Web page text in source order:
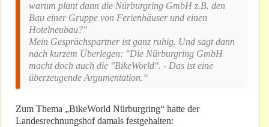
warum plant dann die Nürburgring GmbH z.B. den
Bau einer Gruppe von Ferienhäuser und einen
Hotelneubau?"
Mein Gesprächspartner ist ganz ruhig. Und sagt dann
nach kurzem Überlegen: "Die Nürburgring GmbH
macht doch auch die "BikeWorld". - Das ist eine
überzeugende Argumentation.“
Zum Thema „BikeWorld Nürburgring“ hatte der
Landesrechnungshof damals festgehalten: